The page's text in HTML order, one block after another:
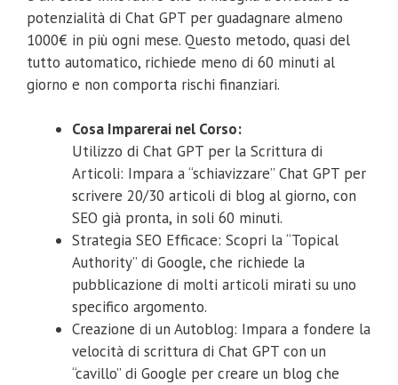
potenzialità di Chat GPT per guadagnare almeno
1000€ in più ogni mese. Questo metodo, quasi del
tutto automatico, richiede meno di 60 minuti al
giorno e non comporta rischi finanziari.
Cosa Imparerai nel Corso:
Utilizzo di Chat GPT per la Scrittura di
Articoli: Impara a “schiavizzare” Chat GPT per
scrivere 20/30 articoli di blog al giorno, con
SEO già pronta, in soli 60 minuti.
Strategia SEO Efficace: Scopri la “Topical
Authority” di Google, che richiede la
pubblicazione di molti articoli mirati su uno
specifico argomento.
Creazione di un Autoblog: Impara a fondere la
velocità di scrittura di Chat GPT con un
“cavillo” di Google per creare un blog che